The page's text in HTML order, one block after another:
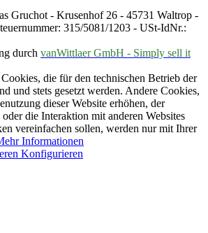
Gruchot - Krusenhof 26 - 45731 Waltrop -
315/5081/1203 - USt-IdNr.:
durch vanWittlaer GmbH - Simply sell it
die für den technischen Betrieb der
und stets gesetzt werden. Andere Cookies,
dieser Website erhöhen, der
die Interaktion mit anderen Websites
vereinfachen sollen, werden nur mit Ihrer
Informationen
Konfigurieren